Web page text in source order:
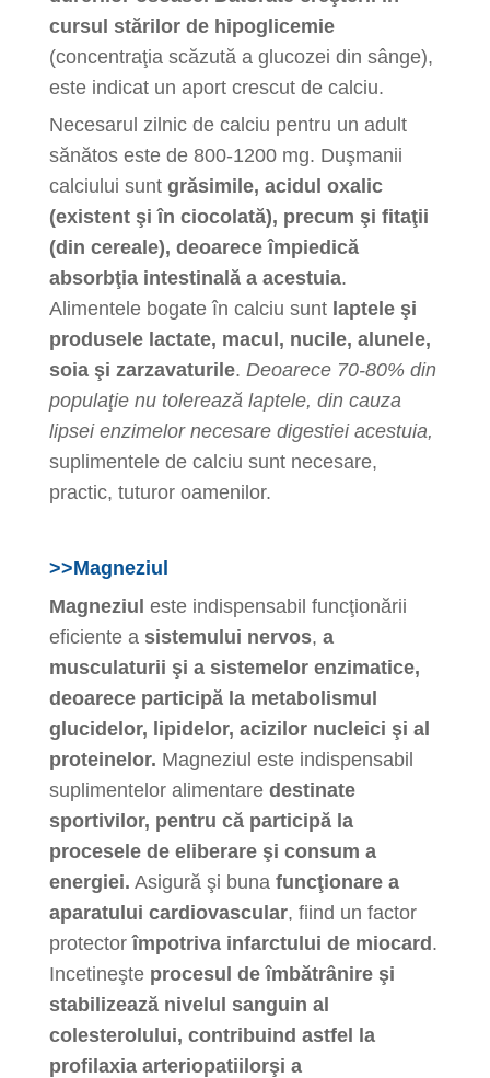
cursul stărilor de hipoglicemie
(concentraţia scăzută a glucozei din sânge),
este indicat un aport crescut de calciu.
Necesarul zilnic de calciu pentru un adult
sănătos este de 800-1200 mg. Duşmanii
calciului sunt grăsimile, acidul oxalic
(existent şi în ciocolată), precum şi fitaţii
(din cereale), deoarece împiedică
absorbţia intestinală a acestuia.
Alimentele bogate în calciu sunt laptele şi
produsele lactate, macul, nucile, alunele,
soia şi zarzavaturile. Deoarece 70-80% din
populaţie nu tolerează laptele, din cauza
lipsei enzimelor necesare digestiei acestuia,
suplimentele de calciu sunt necesare,
practic, tuturor oamenilor.
>>Magneziul
Magneziul este indispensabil funcţionării
eficiente a sistemului nervos, a
musculaturii şi a sistemelor enzimatice,
deoarece participă la metabolismul
glucidelor, lipidelor, acizilor nucleici şi al
proteinelor. Magneziul este indispensabil
suplimentelor alimentare destinate
sportivilor, pentru că participă la
procesele de eliberare şi consum a
energiei. Asigură şi buna funcţionare a
aparatului cardiovascular, fiind un factor
protectorîmpotriva infarctului de miocard.
Incetineşte procesul de îmbătrânire şi
stabilizează nivelul sanguin al
colesterolului, contribuind astfel la
profilaxia arteriopatiilorşi a